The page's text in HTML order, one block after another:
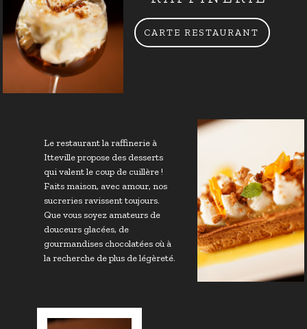
CARTE RESTAURANT
Le restaurant la raffinerie à
Itteville propose des desserts
qui valent le coup de cuillère !
Faits maison, avec amour, nos
sucreries ravissent toujours.
Que vous soyez amateurs de
douceurs glacées, de
gourmandises chocolatées où à
la recherche de plus de légèreté.